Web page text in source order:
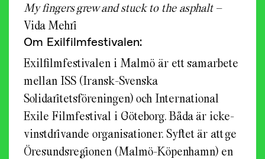
My fingers grew and stuck to the asphalt–
Vida Mehri
Om Exilfilmfestivalen:
Exilfilmfestivalen i Malmö är ett samarbete
mellan ISS (Iransk-Svenska
Solidaritetsföreningen) och International
Exile Filmfestival i Göteborg. Båda är icke-
vinstdrivande organisationer. Syftet är att ge
Öresundsregionen (Malmö-Köpenhamn) en